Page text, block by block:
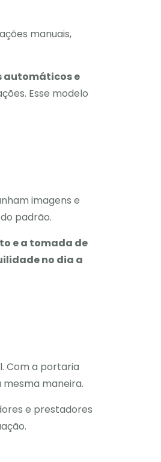
manuais,
automáticos e
Esse modelo
imagens e
padrão.
e a tomada de
no dia a
Com a portaria
mesma maneira.
e prestadores